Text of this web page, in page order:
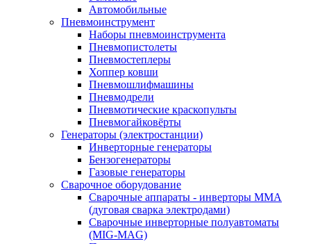
Автомобильные
Пневмоинструмент
Наборы пневмоинструмента
Пневмопистолеты
Пневмостеплеры
Хоппер ковши
Пневмошлифмашины
Пневмодрели
Пневмотические краскопульты
Пневмогайковёрты
Генераторы (электростанции)
Инверторные генераторы
Бензогенераторы
Газовые генераторы
Сварочное оборудование
Сварочные аппараты - инверторы ММА
(дуговая сварка электродами)
Сварочные инверторные полуавтоматы
(MIG-MAG)